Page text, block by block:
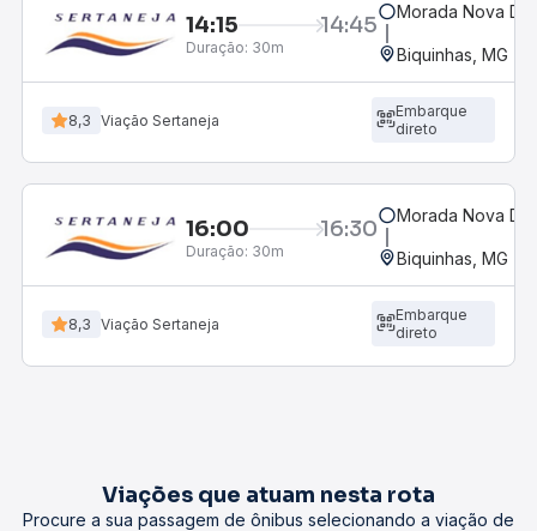
14:15 14:45
Duração: 30m
Morada Nova De
Biquinhas, MG
8,3 Viação Sertaneja
Embarque
direto
16:00 16:30
Duração: 30m
Morada Nova De
Biquinhas, MG
8,3 Viação Sertaneja
Embarque
direto
Viações que atuam nesta rota
Procure a sua passagem de ônibus selecionando a viação de